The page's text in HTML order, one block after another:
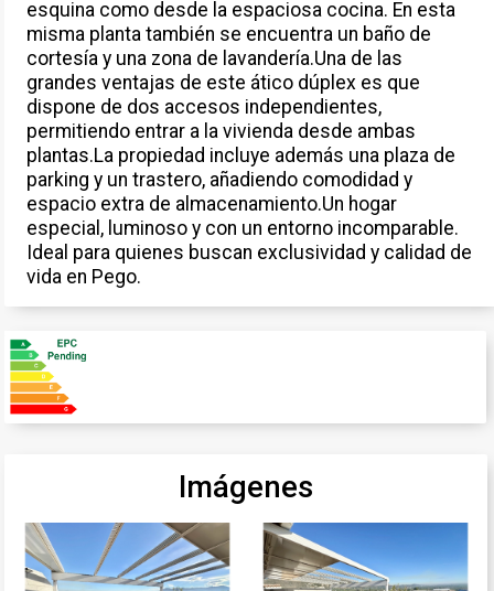
esquina como desde la espaciosa cocina. En esta
misma planta también se encuentra un baño de
cortesía y una zona de lavandería.Una de las
grandes ventajas de este ático dúplex es que
dispone de dos accesos independientes,
permitiendo entrar a la vivienda desde ambas
plantas.La propiedad incluye además una plaza de
parking y un trastero, añadiendo comodidad y
espacio extra de almacenamiento.Un hogar
especial, luminoso y con un entorno incomparable.
Ideal para quienes buscan exclusividad y calidad de
vida en Pego.
Imágenes